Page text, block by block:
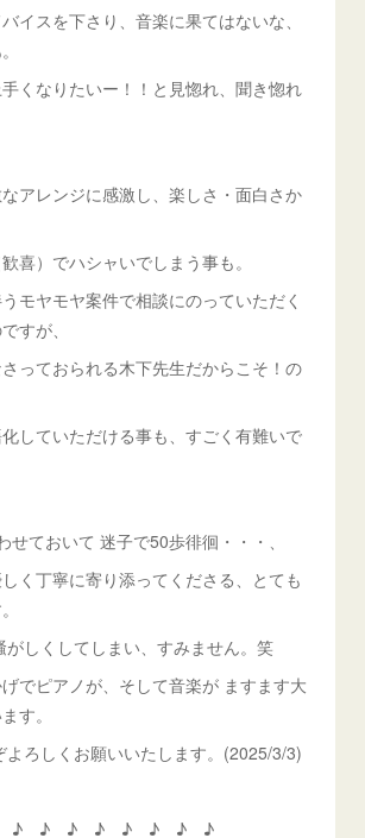
イスを下さり、音楽に果てはないな、
くなりたいー！！と見惚れ、聞き惚れ
アレンジに感激し、楽しさ・面白さか
喜）でハシャいでしまう事も。
モヤモヤ案件で相談にのっていただく
すが、
っておられる木下先生だからこそ！の
していただける事も、すごく有難いで
せておいて 迷子で50歩徘徊・・・、
く丁寧に寄り添ってくださる、とても
がしくしてしまい、すみません。笑
でピアノが、そして音楽が ますます大
す。
よろしくお願いいたします。(2025/3/3)
♪ ♪ ♪ ♪ ♪ ♪ ♪ ♪